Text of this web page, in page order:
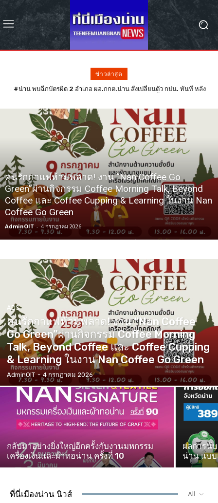
ข่าวล่าสุด
#น่าน พบฉีกบัตรผิด 2 อำเภอ ผอ.กกต.น่าน สั่งเปลี่ยนตัว กปน. ทันที หลัง
งานประจำปีและของดีเมืองน่าน 2569 จัดเต็ม 10 วัน 10 คืน!
คนรักกาแฟห้ามพลาด! งาน “Nan Coffee Go
Green”ผ่านกิจกรรม Coffee Morning Talk, Beyond
Coffee และ Coffee Cupping & Learning ในงาน Nan
Coffee Go Green
AdminOIT - 4 กรกฎาคม 2026
ADS
คนรักกาแฟห้ามพลาด! งาน “Nan Coffee
Go Green”ผ่านกิจกรรม Coffee Morning
Talk, Beyond Coffee และ Coffee Cupping
& Learning ในงาน Nan Coffee Go Green
AdminOIT - 4 กรกฎาคม 2026
กลับมาอย่างยิ่งใหญ่อีกครั้งกับงานมหกรรม
เครื่องเงินและผ้าทอน่าน ครั้งที่ 10
ผลการนั
น่าน แบบ
ที่นี่เมืองน่าน นิวส์ All